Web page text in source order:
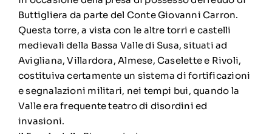
Buttigliera da parte del Conte Giovanni Carron.
Questa torre, a vista con le altre torri e castelli
medievali della Bassa Valle di Susa, situati ad
Avigliana, Villardora, Almese, Caselette e Rivoli,
costituiva certamente un sistema di fortificazioni
e segnalazioni militari, nei tempi bui, quando la
Valle era frequente teatro di disordini ed
invasioni.